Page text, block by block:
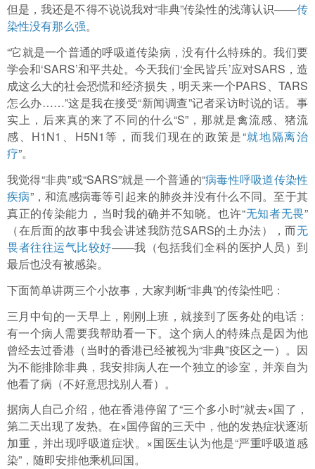
但是，我还是不得不说说我对“非典”传染性的浅薄认识——传
染性没有那么强。
“它就是一个普通的呼吸道传染病，没有什么特殊的。我们要
学会和‘SARS’和平共处。今天我们‘全民皆兵’应对SARS，造
成这么大的社会恐慌和经济损失，明天来一个PARS、TARS
怎么办……”这是我在接受“新闻调查”记者采访时说的话。事
实上，后来真的来了不同的什么“S”，那就是禽流感、猪流
感、H1N1、H5N1等，而我们现在的政策是“就地隔离治
疗”。
我觉得“非典”或“SARS”就是一个普通的“病毒性呼吸道传染性
疾病”，和流感病毒等引起来的肺炎并没有什么不同。至于其
真正的传染能力，当时我的确并不知晓。也许“无知者无畏”
（在后面的故事中我会讲述我防范SARS的土办法），而无
畏者往往运气比较好——我（包括我们全科的医护人员）到
最后也没有被感染。
下面简单讲两三个小故事，大家判断“非典”的传染性吧：
三月中旬的一天早上，刚刚上班，就接到了医务处的电话：
有一个病人需要我帮助看一下。这个病人的特殊点是因为他
曾经去过香港（当时的香港已经被视为“非典”疫区之一）。因
为不能排除非典，我安排病人在一个独立的诊室，并亲自为
他看了病（不好意思找别人看）。
据病人自己介绍，他在香港停留了“三个多小时”就去×国了，
第二天出现了发热。在×国停留的三天中，他的发热症状逐渐
加重，并出现呼吸道症状。×国医生认为他是“严重呼吸道感
染”，随即安排他乘机回国。